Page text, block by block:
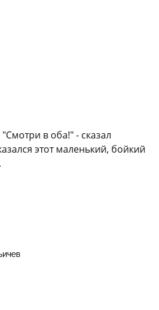
в оба!" - сказал
этот маленький, бойкий